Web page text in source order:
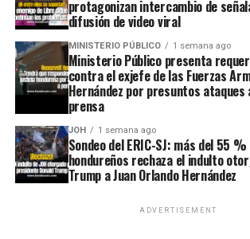
protagonizan intercambio de
difusión de video viral
MINISTERIO PÚBLICO 1 semana ago
Ministerio Público presenta
contra el exjefe de las Fuerzas
Hernández por presuntos
prensa
JOH 1 semana ago
Sondeo del ERIC-SJ: más del 55 %
hondureños rechaza el indulto
Trump a Juan Orlando Hernández
ADVERTISEMENT